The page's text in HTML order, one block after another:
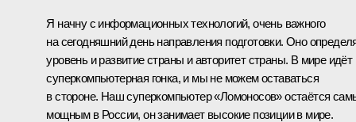
Я начну с информационных технологий, очень важного
на сегодняшний день направления подготовки. Оно
уровень и развитие страны и авторитет страны. В мире идёт
суперкомпьютерная гонка, и мы не можем оставаться
в стороне. Наш суперкомпьютер «Ломоносов» остаётся
мощным в России, он занимает высокие позиции в мире.